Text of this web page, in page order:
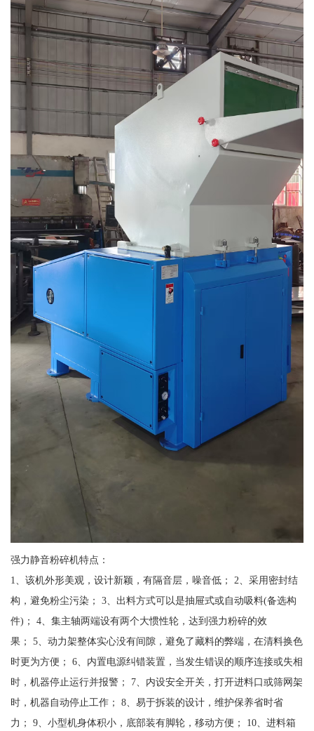
强力静音粉碎机特点：
1、该机外形美观，设计新颖，有隔音层，噪音低； 2、采用密封结
构，避免粉尘污染； 3、出料方式可以是抽屉式或自动吸料(备选构
件)； 4、集主轴两端设有两个大惯性轮，达到强力粉碎的效
果； 5、动力架整体实心没有间隙，避免了藏料的弊端，在清料换色
时更为方便； 6、内置电源纠错装置，当发生错误的顺序连接或失相
时，机器停止运行并报警； 7、内设安全开关，打开进料口或筛网架
时，机器自动停止工作； 8、易于拆装的设计，维护保养省时省
力； 9、小型机身体积小，底部装有脚轮，移动方便； 10、进料箱